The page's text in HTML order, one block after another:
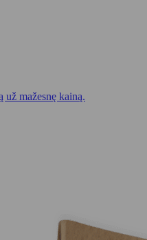
už mažesnę kainą.